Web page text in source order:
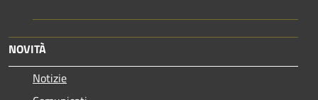
NOVITÀ
Notizie